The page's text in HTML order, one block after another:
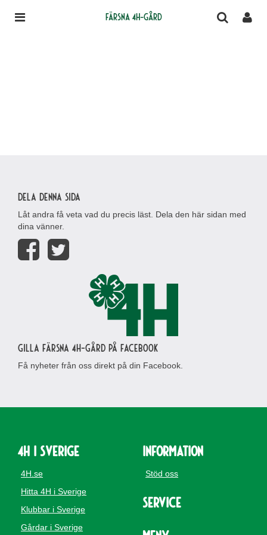
Färsna 4H-gård
Dela denna sida
Låt andra få veta vad du precis läst. Dela den här sidan med
dina vänner.
Gilla Färsna 4H-gård på Facebook
Få nyheter från oss direkt på din Facebook.
4H i Sverige
4H.se
Hitta 4H i Sverige
Klubbar i Sverige
Gårdar i Sverige
Information
Stöd oss
Service